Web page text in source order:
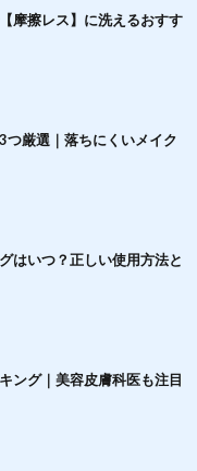
摩擦レス】に洗えるおすす
つ厳選｜落ちにくいメイク
はいつ？正しい使用方法と
ング｜美容皮膚科医も注目